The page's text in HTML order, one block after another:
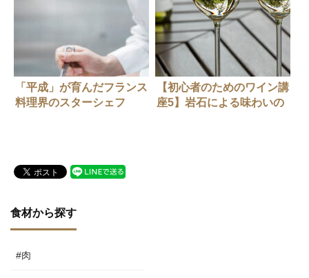
「平成」が育んだフランス
料理界のスターシェフ
【初心者のためのワイン講
座5】岩石による味わいの
食材から探す
#肉